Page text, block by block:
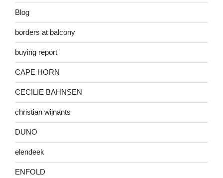
Blog
borders at balcony
buying report
CAPE HORN
CECILIE BAHNSEN
christian wijnants
DUNO
elendeek
ENFOLD